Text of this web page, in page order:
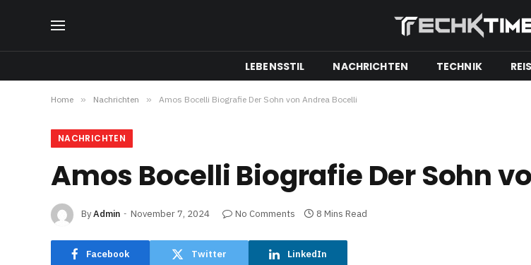
LEBENSSTIL NACHRICHTEN TECHNIK
Home » Nachrichten » Amos Bocelli Biografie Der Sohn von Andrea Bocelli
NACHRICHTEN
Amos Bocelli Biografie Der Sohn
ByAdmin November 7, 2024 No Comments 8 Mins Read
Facebook Twitter LinkedIn